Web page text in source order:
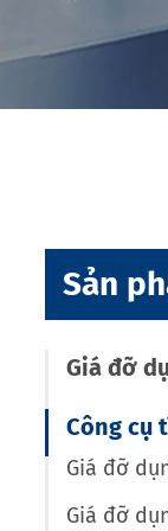
Sản
Giá đỡ
Công cụ
Giá đỡ
Giá đỡ